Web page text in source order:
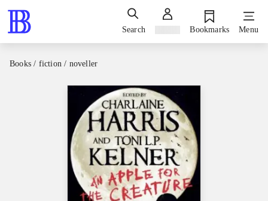
Search Bookmarks Menu
Books / fiction / noveller